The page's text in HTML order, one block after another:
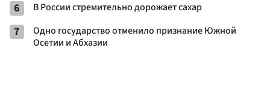
6 В России стремительно дорожает сахар
7
Одно государство отменило признание Южной
Осетии и Абхазии